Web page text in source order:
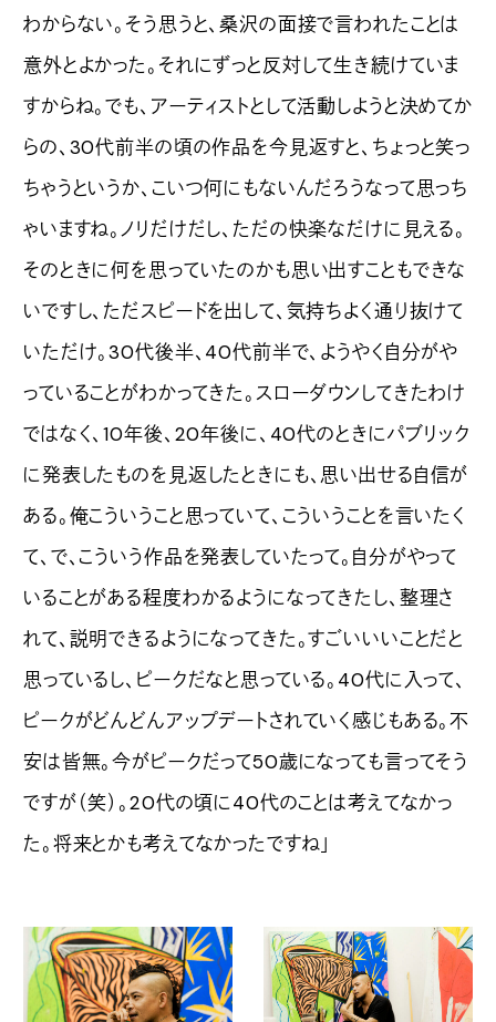
わからない。そう思うと、桑沢の面接で言われたことは
意外とよかった。それにずっと反対して生き続けていま
すからね。でも、アーティストとして活動しようと決めてか
らの、30代前半の頃の作品を今見返すと、ちょっと笑っ
ちゃうというか、こいつ何にもないんだろうなって思っち
ゃいますね。ノリだけだし、ただの快楽なだけに見える。
そのときに何を思っていたのかも思い出すこともできな
いですし、ただスピードを出して、気持ちよく通り抜けて
いただけ。30代後半、40代前半で、ようやく自分がや
っていることがわかってきた。スローダウンしてきたわけ
ではなく、10年後、20年後に、40代のときにパブリック
に発表したものを見返したときにも、思い出せる自信が
ある。俺こういうこと思っていて、こういうことを言いたく
て、で、こういう作品を発表していたって。自分がやって
いることがある程度わかるようになってきたし、整理さ
れて、説明できるようになってきた。すごいいいことだと
思っているし、ピークだなと思っている。40代に入って、
ピークがどんどんアップデートされていく感じもある。不
安は皆無。今がピークだって50歳になっても言ってそう
ですが（笑）。20代の頃に40代のことは考えてなかっ
た。将来とかも考えてなかったですね」